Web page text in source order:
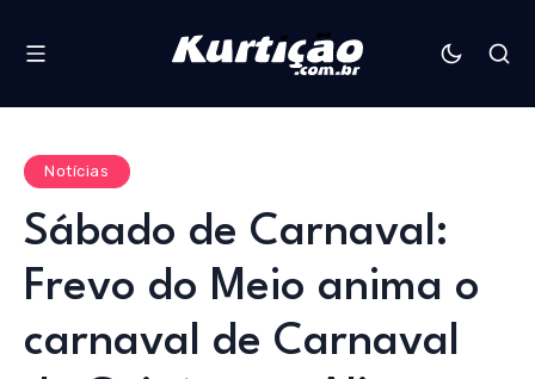
Notícias
Sábado de Carnaval:
Frevo do Meio anima o
carnaval de Carnaval